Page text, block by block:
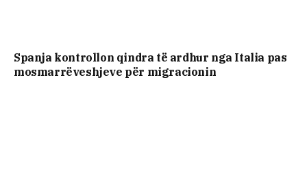
Spanja kontrollon qindra të ardhur nga Italia pas
mosmarrëveshjeve për migracionin